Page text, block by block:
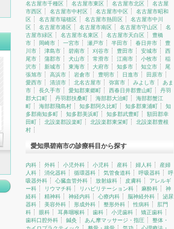
名古屋市千種区 名古屋市東区 名古屋市北区
名古屋
市西区
名古屋市中村区 名古屋市中区
名古屋市昭和
区
名古屋市瑞穂区 名古屋市熱田区
名古屋市中川
区
名古屋市港区 名古屋市南区 名古屋市守山区
名
古屋市緑区
名古屋市名東区 名古屋市天白区
豊橋
市
岡崎市 一宮市 瀬戸市 半田市 春日井市
豊
川市
津島市 碧南市 刈谷市 豊田市 安城市
西
尾市
蒲郡市 犬山市 常滑市 江南市 小牧市
稲
沢市
新城市 東海市 大府市 知多市 知立市
尾
張旭市
高浜市 岩倉市 豊明市 日進市
田原市
愛西市
清須市 北名古屋市 弥富市 みよし市
あま
市
長久手市 愛知郡東郷町 西春日井郡豊山町
丹羽
郡大口町
丹羽郡扶桑町 海部郡大治町
海部郡蟹江
町
海部郡飛島村 知多郡阿久比町 知多郡東浦町
知
多郡南知多町
知多郡美浜町 知多郡武豊町
額田郡幸
田町
北設楽郡設楽町 北設楽郡東栄町
北設楽郡豊根
村
愛知県碧南市の診療科目から探す
内科 外科 小児外科 小児科 産科 婦人科
産婦
人科
消化器科 循環器科 気管食道科 呼吸器科
呼
吸器外科
心臓血管外科 放射線科 皮膚科
アレルギ
ー科
リウマチ科 リハビリテーション科 麻酔科
神
経科
精神科 神経内科 心療内科 脳神経外科
泌尿
器科
美容外科 形成外科 整形外科 性病科
肛門
科
眼科 耳鼻咽喉科 歯科 小児歯科
矯正歯科
歯科口腔外科
鍼灸 あん摩マッサージ・指圧
整体・